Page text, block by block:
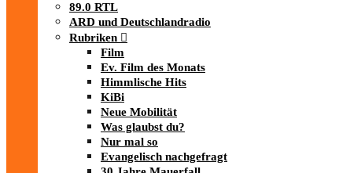
89.0 RTL
ARD und Deutschlandradio
Rubriken
Film
Ev. Film des Monats
Himmlische Hits
KiBi
Neue Mobilität
Was glaubst du?
Nur mal so
Evangelisch nachgefragt